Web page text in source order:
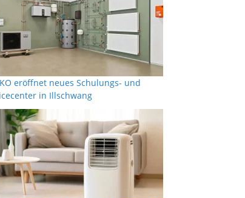
eröffnet neues Schulungs- und
in Illschwang